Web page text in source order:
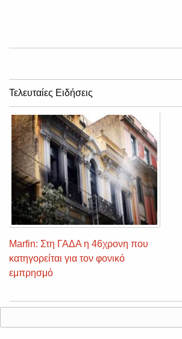
Τελευταίες Ειδήσεις
Marfin: Στη ΓΑΔΑ η 46χρονη που
κατηγορείται για τον φονικό
εμπρησμό